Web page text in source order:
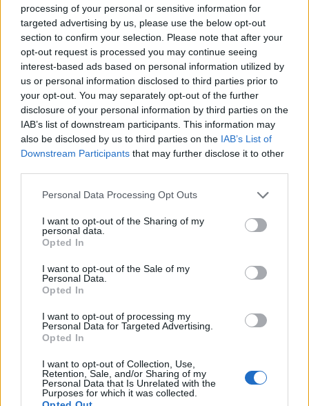
processing of your personal or sensitive information for
targeted advertising by us, please use the below opt-out
section to confirm your selection. Please note that after your
opt-out request is processed you may continue seeing
interest-based ads based on personal information utilized by
us or personal information disclosed to third parties prior to
your opt-out. You may separately opt-out of the further
disclosure of your personal information by third parties on the
IAB’s list of downstream participants. This information may
also be disclosed by us to third parties on the IAB’s List of
Downstream Participants that may further disclose it to other
Please note that this website/app uses one or more Google
not limited to your visit or usage behaviour. You may click to
grant or deny consent to Google and its third-party tags to
use your data for below specified purposes in below Google
consent section.
Personal Data Processing Opt Outs
I want to opt-out of the Sharing of my
personal data.
Opted In
I want to opt-out of the Sale of my
Personal Data.
Opted In
I want to opt-out of processing my
Personal Data for Targeted Advertising.
Opted In
I want to opt-out of Collection, Use,
Retention, Sale, and/or Sharing of my
Personal Data that Is Unrelated with the
Purposes for which it was collected.
allegate al DPCM che il…
Leggi l’articolo →
CRONACA
REGIONE LAZIO – ECOTECH
delle mascherine
23 Aprile 2020 - 20:50
Avviata l’indagine dalla Procura di Roma
sull’appalto affidato dalla Regione Lazio alla